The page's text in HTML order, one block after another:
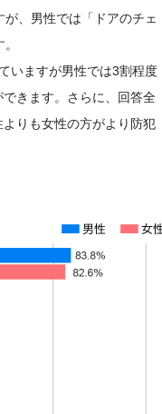
、男性では「ドアのチェ
いますが男性では3割程度
きます。さらに、回答全
りも女性の方がより防犯